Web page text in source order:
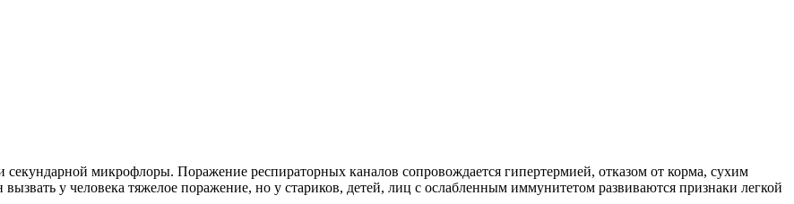
микрофлоры. Поражение респираторных каналов сопровождается гипертермией, отказом от корма, сухим
у человека тяжелое поражение, но у стариков, детей, лиц с ослабленным иммунитетом развиваются признаки легкой